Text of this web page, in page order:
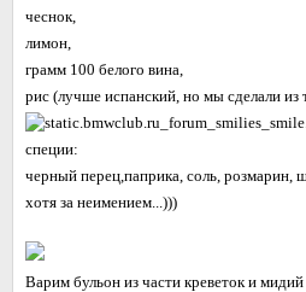
чеснок,
лимон,
грамм 100 белого вина,
рис (лучше испанский, но мы сделали из
специи:
черный перец,паприка, соль, розмарин,
хотя за неимением...)))
Варим бульон из части креветок и